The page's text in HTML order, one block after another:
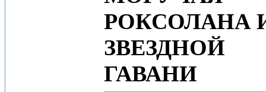
РОКСОЛАНА
ЗВЕЗДНОЙ
ГАВАНИ